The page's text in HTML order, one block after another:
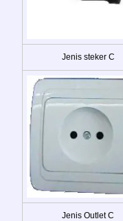
Jenis steker C
Jenis Outlet C